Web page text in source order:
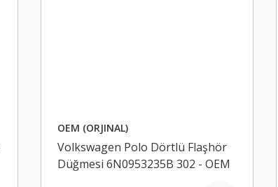
OEM (ORJINAL)
Volkswagen Polo Dörtlü Flaşhör
Düğmesi 6N0953235B 302 - OEM